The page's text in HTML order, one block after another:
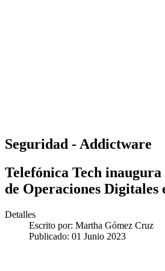
Seguridad - Addictware
Telefónica Tech
de Operaciones Digitales
Detalles
Escrito por: Martha Gómez Cruz
Publicado: 01 Junio 2023